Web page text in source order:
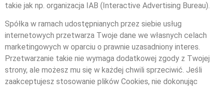
takie jak np. organizacja IAB (Interactive Advertising Bureau).
Spółka w ramach udostępnianych przez siebie usług
internetowych przetwarza Twoje dane we własnych celach
marketingowych w oparciu o prawnie uzasadniony interes.
Przetwarzanie takie nie wymaga dodatkowej zgody z Twojej
strony, ale możesz mu się w każdej chwili sprzeciwić. Jeśli
zaakceptujesz stosowanie plików Cookies, nie dokonując